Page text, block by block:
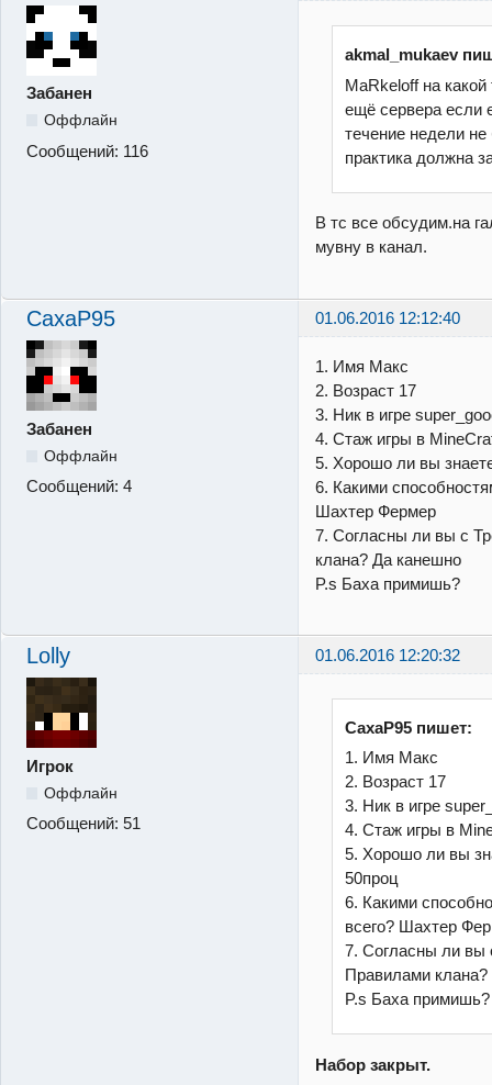
Забанен
Оффлайн
Сообщений: 116
akmal_mukaev
MaRkeloff на
ещё сервера если
течение недели
практика должна
В тс все обсудим.на
мувну в канал.
CaxaP95 01.06.2016 12:12:40
Забанен
Оффлайн
Сообщений: 4
1. Имя Макс
2. Возраст 17
3. Ник в игре
4. Стаж игры в
5. Хорошо ли вы
6. Какими
Шахтер Фермер
7. Согласны ли вы с
клана? Да канешно
P.s Баха примишь?
Lolly 01.06.2016 12:20:32
Игрок
Оффлайн
Сообщений: 51
CaxaP95 пишет:
1. Имя Макс
2. Возраст 17
3. Ник в игре
4. Стаж игры в
5. Хорошо ли вы
50проц
6. Какими
всего? Шахтер
7. Согласны ли вы
Правилами
P.s Баха примишь?
Набор закрыт.